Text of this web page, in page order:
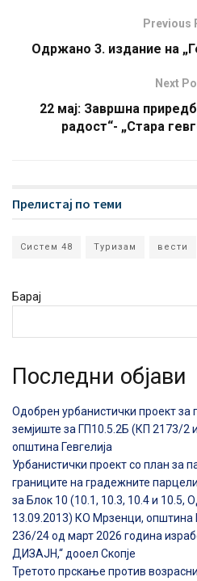
Previous
Одржано 3. издание на
Next
22 мај: Завршна
радост“- „Стара
Прелистај по теми
Систем 48 Туризам вести
Барај
Последни објави
Одобрен урбанистички проект
земјиште за ГП10.5.2Б (КП 2173/2
општина Гевгелија
Урбанистички проект со план за
границите на градежните
за Блок 10 (10.1, 10.3, 10.4 и 10.5,
13.09.2013) КО Мрзенци, општина
236/24 од март 2026 година
ДИЗАЈН,“ дооел Скопје
Третото прскање против